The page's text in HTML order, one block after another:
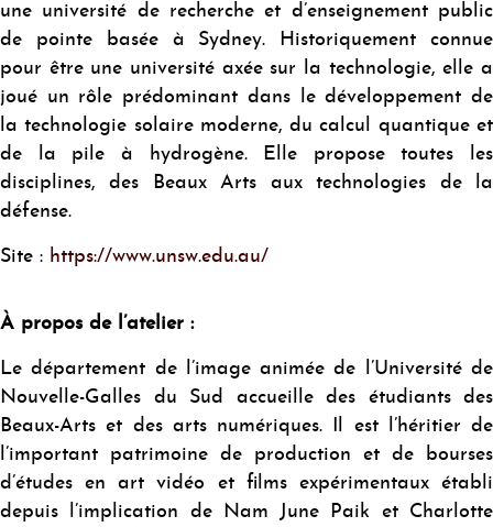
une université de recherche et d’enseignement public
de pointe basée à Sydney. Historiquement connue
pour être une université axée sur la technologie, elle a
joué un rôle prédominant dans le développement de
la technologie solaire moderne, du calcul quantique et
de la pile à hydrogène. Elle propose toutes les
disciplines, des Beaux Arts aux technologies de la
défense.
Site : https://www.unsw.edu.au/
À propos de l’atelier :
Le département de l’image animée de l’Université de
Nouvelle-Galles du Sud accueille des étudiants des
Beaux-Arts et des arts numériques. Il est l’héritier de
l’important patrimoine de production et de bourses
d’études en art vidéo et films expérimentaux établi
depuis l’implication de Nam June Paik et Charlotte